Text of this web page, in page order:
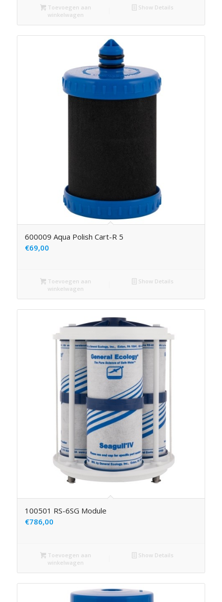
Toevoegen aan
winkelwagen
Show Details
600009 Aqua Polish Cart-R 5
€69,00
Toevoegen aan
winkelwagen
Show Details
100501 RS-6SG Module
€786,00
Toevoegen aan
winkelwagen
Show Details